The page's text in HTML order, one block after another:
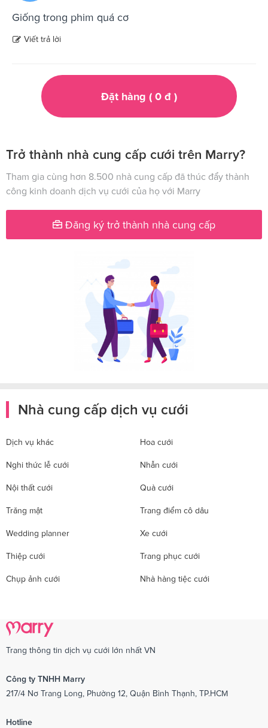
Giống trong phim quá cơ
Viết trả lời
Đặt hàng ( 0đ )
Trở thành nhà cung cấp cưới trên Marry?
Tham gia cùng hơn 8.500 nhà cung cấp đã thúc đẩy thành
công kinh doanh dịch vụ cưới của họ với Marry
Đăng ký trở thành nhà cung cấp
Nhà cung cấp dịch vụ cưới
Dịch vụ khác Hoa cưới
Nghi thức lễ cưới Nhẫn cưới
Nội thất cưới Quà cưới
Trăng mật Trang điểm cô dâu
Wedding planner Xe cưới
Thiệp cưới Trang phục cưới
Chụp ảnh cưới Nhà hàng tiệc cưới
Trang thông tin dịch vụ cưới lớn nhất VN
Công ty TNHH Marry
217/4 Nơ Trang Long, Phường 12, Quận Bình Thạnh, TP.HCM
Hotline